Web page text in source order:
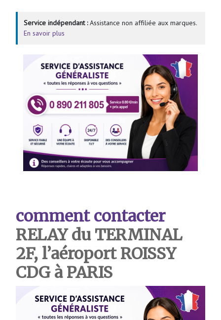
Service indépendant :Assistance non affiliée aux marques.
En savoir plus
comment contacter
RELAY du TERMINAL
2F, l’aéroport ROISSY
CDG à PARIS